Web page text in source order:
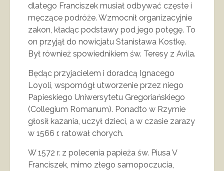
dlatego Franciszek musiał odbywać częste i
męczące podróże. Wzmocnił organizacyjnie
zakon, kładąc podstawy pod jego potęgę. To
on przyjął do nowicjatu Stanisława Kostkę.
Był również spowiednikiem św. Teresy z Avila.
Będąc przyjacielem i doradcą Ignacego
Loyoli, wspomógł utworzenie przez niego
Papieskiego Uniwersytetu Gregoriańskiego
(Collegium Romanum). Ponadto w Rzymie
głosił kazania, uczył dzieci, a w czasie zarazy
w 1566 r. ratował chorych.
W 1572 r. z polecenia papieża św. Piusa V
Franciszek, mimo złego samopoczucia,